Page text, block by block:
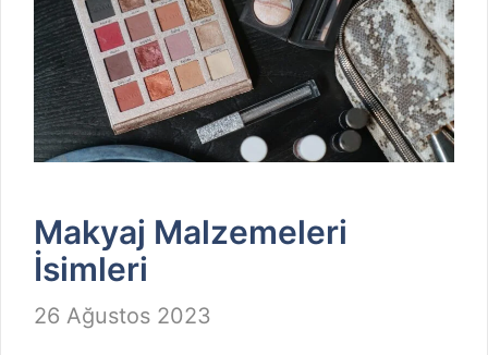
Makyaj Malzemeleri
İsimleri
26 Ağustos 2023